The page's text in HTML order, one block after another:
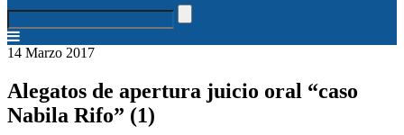
14 Marzo 2017
Alegatos de apertura juicio oral “caso
Nabila Rifo” (1)